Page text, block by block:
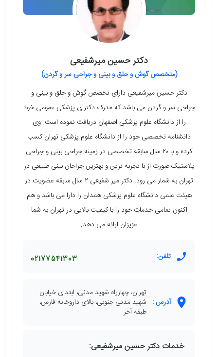
دکتر حسین میرشفیعی
(متخصص گوش و حلق و بینی و جراحی سر و گردن)
دکتر حسین میرشفیعی دارای تخصص گوش و حلق و بینی و
جراحی سر و گردن می‌ باشد که مدرک دکترای پزشکی عمومی خود
را از دانشگاه علوم پزشکی اصفهان دریافت نموده است. وی
دانشنامه تخصصی خود را از دانشگاه علوم پزشکی تهران کسب
کرده و با ۲۰ سال سابقه تخصصی در زمینه جراحی بینی و جراحی
پلاستیک صورت از با تجربه‌ ترین و بهترین جراحان بینی طبیعی در
تهران به شمار می‌ رود. دکتر میر شفیعی ۲ سال سابقه عضویت در
هیئت علمی دانشگاه علوم پزشکی همدان را دارا می‌ باشد و هم
اکنون تمامی خدمات خود را با کیفیت بالایی در تهران به شما
عزیزان ارائه می‌ دهد.
تلفن: 02177541303
آدرس :
تهران، چهارراه شهید مدنی، ابتدای خیابان
شهید مدنی جنوبی، بالای داروخانه فارس،
طبقه آخر
خدمات دکتر حسین میرشفیعی: